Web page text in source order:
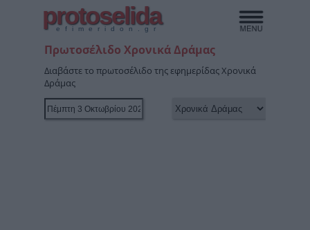
protoselida
efimeridon.gr
Πρωτοσέλιδο Χρονικά Δράμας
Διαβάστε το πρωτοσέλιδο της εφημερίδας Χρονικά
Δράμας